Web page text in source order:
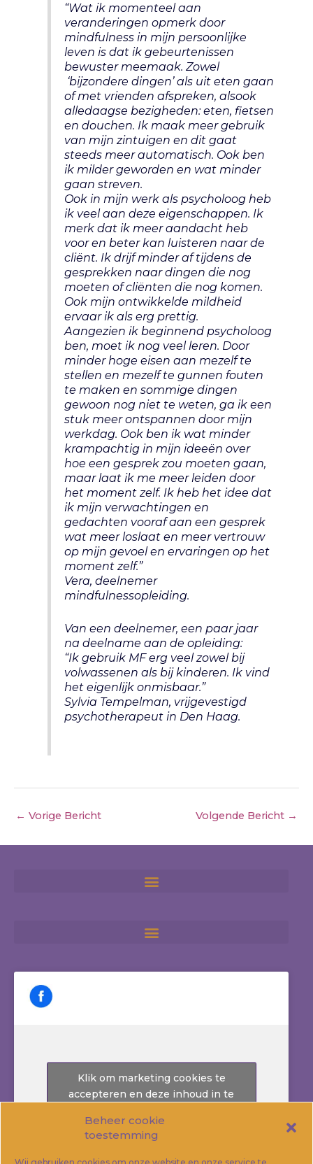
Beheer cookie
toestemming
“Wat ik momenteel aan
veranderingen opmerk door
mindfulness in mijn persoonlijke
leven is dat ik gebeurtenissen
bewuster meemaak. Zowel
‘bijzondere dingen’ als uit eten gaan
of met vrienden afspreken, alsook
alledaagse bezigheden: eten, fietsen
en douchen. Ik maak meer gebruik
van mijn zintuigen en dit gaat
steeds meer automatisch. Ook ben
ik milder geworden en wat minder
gaan streven.
Ook in mijn werk als psycholoog heb
ik veel aan deze eigenschappen. Ik
merk dat ik meer aandacht heb
voor en beter kan luisteren naar de
cliënt. Ik drijf minder af tijdens de
gesprekken naar dingen die nog
moeten of cliënten die nog komen.
Ook mijn ontwikkelde mildheid
ervaar ik als erg prettig.
Aangezien ik beginnend psycholoog
ben, moet ik nog veel leren. Door
minder hoge eisen aan mezelf te
stellen en mezelf te gunnen fouten
te maken en sommige dingen
gewoon nog niet te weten, ga ik een
stuk meer ontspannen door mijn
werkdag. Ook ben ik wat minder
krampachtig in mijn ideeën over
hoe een gesprek zou moeten gaan,
maar laat ik me meer leiden door
het moment zelf. Ik heb het idee dat
ik mijn verwachtingen en
gedachten vooraf aan een gesprek
wat meer loslaat en meer vertrouw
op mijn gevoel en ervaringen op het
moment zelf.”
Vera, deelnemer
mindfulnessopleiding.
Van een deelnemer, een paar jaar
na deelname aan de opleiding:
“Ik gebruik MF erg veel zowel bij
volwassenen als bij kinderen. Ik vind
het eigenlijk onmisbaar.”
Sylvia Tempelman, vrijgevestigd
psychotherapeut in Den Haag.
← Vorige Bericht Volgende Bericht →
Klik om marketing cookies te
accepteren en deze inhoud in te